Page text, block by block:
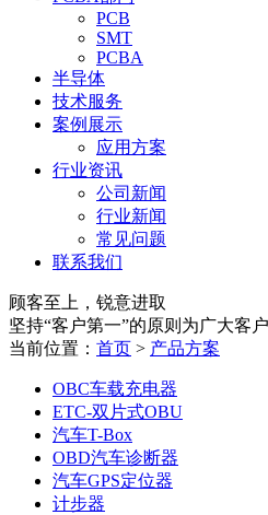
PCB
SMT
PCBA
半导体
技术服务
案例展示
应用方案
行业资讯
公司新闻
行业新闻
常见问题
联系我们
顾客至上，锐意进取
坚持“客户第一”的原则为广大客
当前位置： 首页 > 产品方案
OBC车载充电器
ETC-双片式OBU
汽车T-Box
OBD汽车诊断器
汽车GPS定位器
计步器